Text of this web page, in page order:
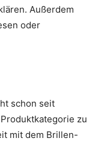
Außerdem
oder
schon seit
zu
mit dem Brillen-